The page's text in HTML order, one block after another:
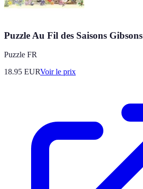
Puzzle Au Fil des Saisons Gibsons
Puzzle FR
18.95 EURVoir le prix